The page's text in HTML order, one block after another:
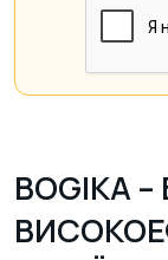
BOGIKA